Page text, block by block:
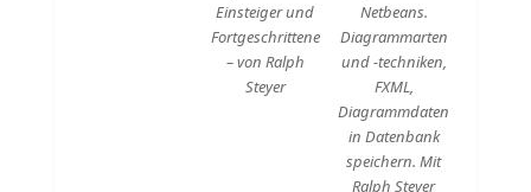
Einsteiger und
Fortgeschrittene
– von Ralph
Steyer
Netbeans.
Diagrammarten
und -techniken,
FXML,
Diagrammdaten
in Datenbank
speichern. Mit
Ralph Steyer